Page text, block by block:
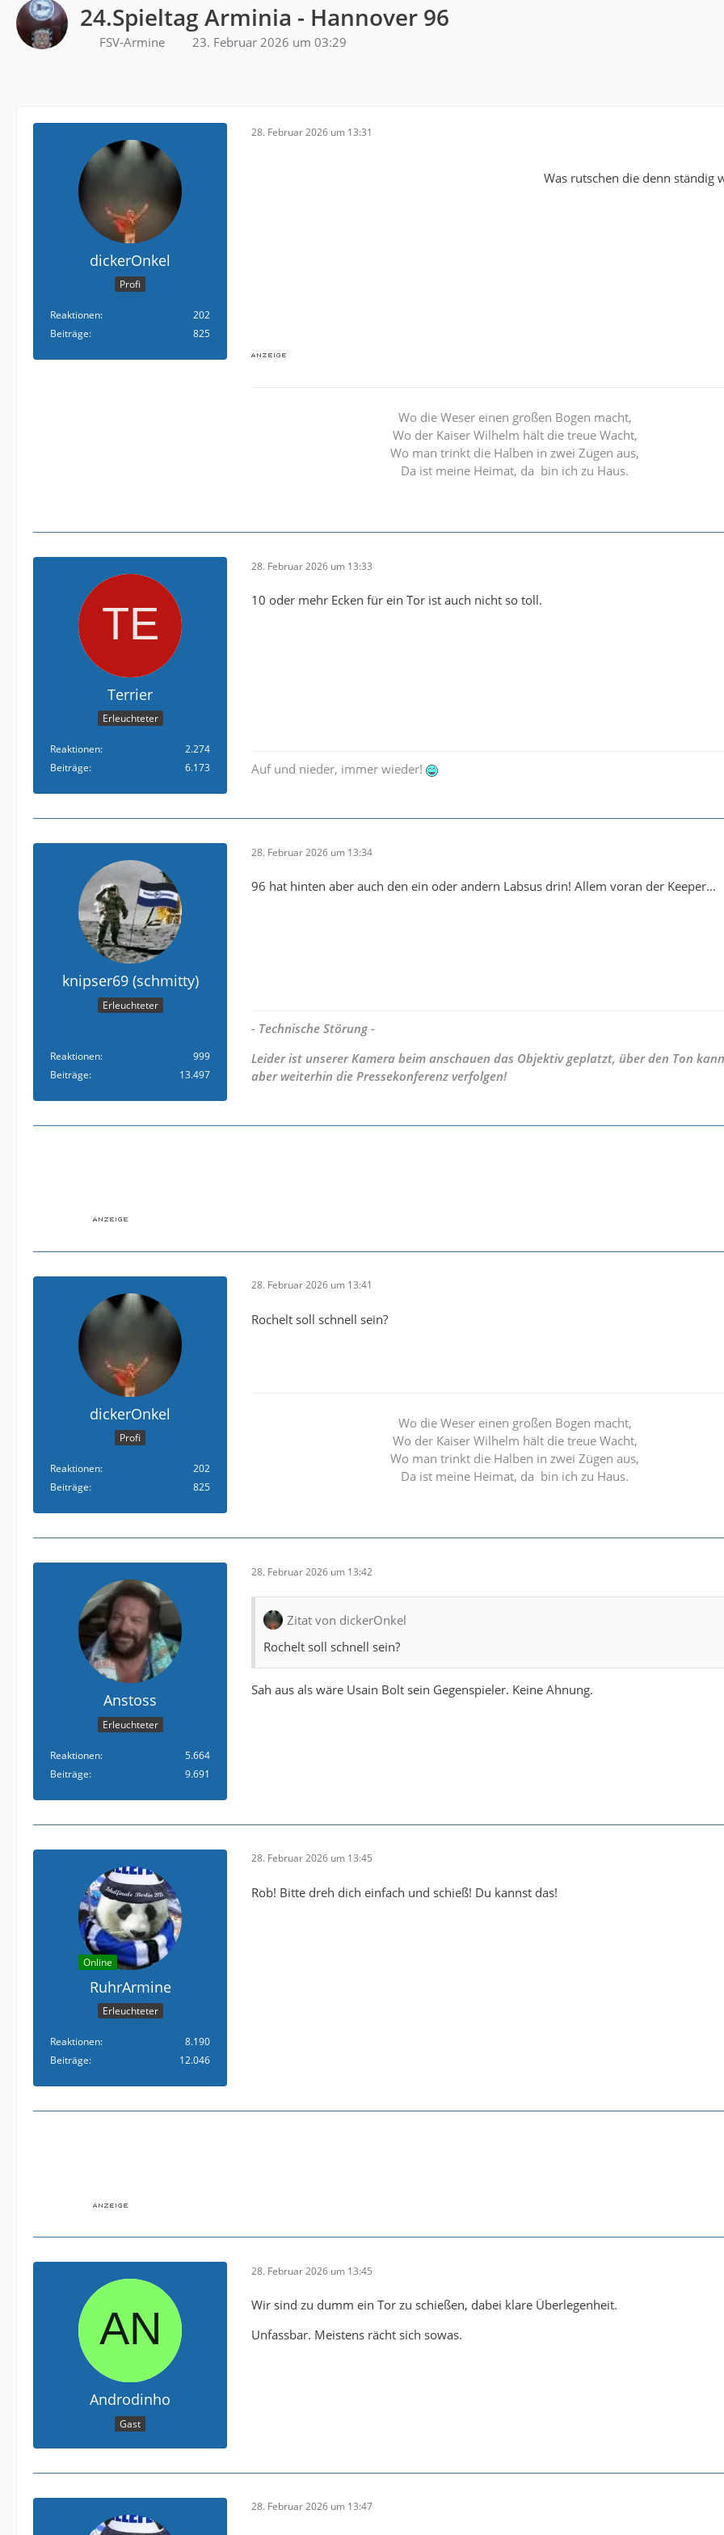
24.Spieltag Arminia - Hannover 96
FSV-Armine 23. Februar 2026 um 03:29
dickerOnkel
Profi
Reaktionen
202
Beiträge
825
28. Februar 2026 um 13:31
Was rutschen die denn ständig
Wo die Weser einen großen Bogen macht,
Wo der Kaiser Wilhelm hält die treue Wacht,
Wo man trinkt die Halben in zwei Zügen aus,
Da ist meine Heimat, da bin ich zu Haus.
Terrier
Erleuchteter
Reaktionen
2.274
Beiträge
6.173
28. Februar 2026 um 13:33
10 oder mehr Ecken für ein Tor ist auch nicht so toll.
Auf und nieder, immer wieder!
knipser69 (schmitty)
Erleuchteter
Reaktionen
999
Beiträge
13.497
28. Februar 2026 um 13:34
96 hat hinten aber auch den ein oder andern Labsus drin! Allem voran der Keeper...
- Technische Störung -
Leider ist unserer Kamera beim anschauen das Objektiv geplatzt, über den Ton
aber weiterhin die Pressekonferenz verfolgen!
dickerOnkel
Profi
Reaktionen
202
Beiträge
825
28. Februar 2026 um 13:41
Rochelt soll schnell sein?
Wo die Weser einen großen Bogen macht,
Wo der Kaiser Wilhelm hält die treue Wacht,
Wo man trinkt die Halben in zwei Zügen aus,
Da ist meine Heimat, da bin ich zu Haus.
Anstoss
Erleuchteter
Reaktionen
5.664
Beiträge
9.691
28. Februar 2026 um 13:42
Zitat von dickerOnkel
Rochelt soll schnell sein?
Sah aus als wäre Usain Bolt sein Gegenspieler. Keine Ahnung.
Online
RuhrArmine
Erleuchteter
Reaktionen
8.190
Beiträge
12.046
28. Februar 2026 um 13:45
Rob! Bitte dreh dich einfach und schieß! Du kannst das!
Androdinho
Gast
28. Februar 2026 um 13:45
Wir sind zu dumm ein Tor zu schießen, dabei klare Überlegenheit.
Unfassbar. Meistens rächt sich sowas.
28. Februar 2026 um 13:47